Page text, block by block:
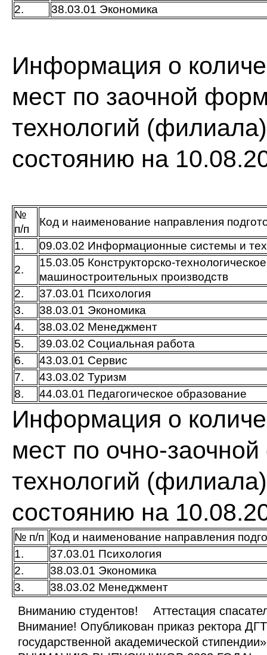
2.
38.03.01 Экономика
Информация о
мест по заочной
технологий
состоянию на
№
п/п
Код и наименование направления
1.
09.03.02 Информационные системы и
2.
15.03.05 Конструкторско-
машиностроительных производств
2.
37.03.01 Психология
3.
38.03.01 Экономика
4.
38.03.02 Менеджмент
5.
39.03.02 Социальная работа
6.
43.03.01 Сервис
7.
43.03.02 Туризм
8.
44.03.01 Педагогическое образование
Информация о
мест по очно-
технологий
состоянию на
№ п/п Код и наименование направления
1.
37.03.01 Психология
2.
38.03.01 Экономика
3.
38.03.02 Менеджмент
Вниманию студентов!
Аттестация
Внимание! Опубликован приказ ректора
государственной академической стипендии»